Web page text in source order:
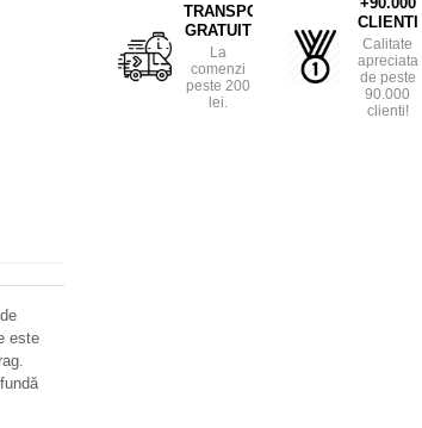
TRANSPORT
GRATUIT
La
comenzi
peste 200
lei.
CLIENTI
Calitate
apreciata
de peste
90.000
clienti!
este